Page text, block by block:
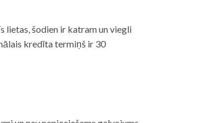
lietas, šodien ir katram un viegli
kredīta termiņš ir 30